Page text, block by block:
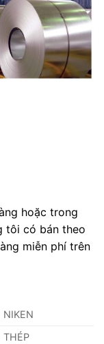
hoặc trong
tôi có bán theo
miễn phí trên
NIKEN
THÉP